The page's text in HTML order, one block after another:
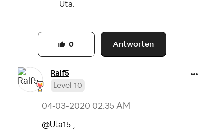
Uta.
Antworten
0
Ralf5
Level 10
‎04-03-2020 02:35 AM
@Uta15 ,